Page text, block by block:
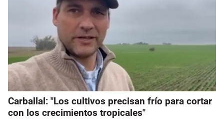
Carballal: "Los cultivos precisan frío para cortar
con los crecimientos tropicales"